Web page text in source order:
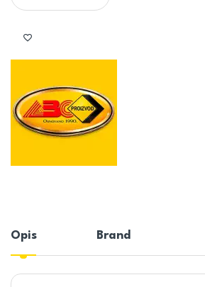
Opis Brand